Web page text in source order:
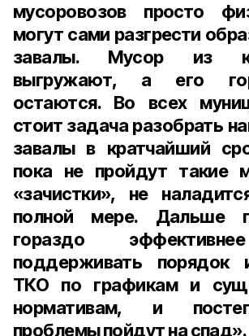
мусоровозов просто
могут сами разгрести
завалы. Мусор из
выгружают, а его
остаются. Во всех
стоит задача разобрать
завалы в кратчайший
пока не пройдут такие
«зачистки», не
полной мере. Дальше
гораздо
поддерживать порядок
ТКО по графикам и
нормативам, и
проблемы пойдут на спад».